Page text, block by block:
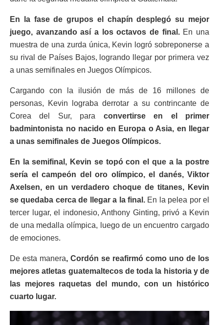
En la fase de grupos el chapín desplegó su mejor
juego, avanzando así a los octavos de final.En una
muestra de una zurda única, Kevin logró sobreponerse a
su rival de Países Bajos, logrando llegar por primera vez
a unas semifinales en Juegos Olímpicos.
Cargando con la ilusión de más de 16 millones de
personas, Kevin lograba derrotar a su contrincante de
Corea del Sur, para convertirse en el primer
badmintonista no nacido en Europa o Asia, en llegar
a unas semifinales de Juegos Olímpicos.
En la semifinal, Kevin se topó con el que a la postre
sería el campeón del oro olímpico, el danés, Viktor
Axelsen, en un verdadero choque de titanes, Kevin
se quedaba cerca de llegar a la final.En la pelea por el
tercer lugar, el indonesio, Anthony Ginting, privó a Kevin
de una medalla olímpica, luego de un encuentro cargado
de emociones.
De esta manera, Cordón se reafirmó como uno de los
mejores atletas guatemaltecos de toda la historia y de
las mejores raquetas del mundo, con un histórico
cuarto lugar.